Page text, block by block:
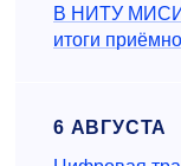
В НИТУ
итоги
6 АВГУСТА